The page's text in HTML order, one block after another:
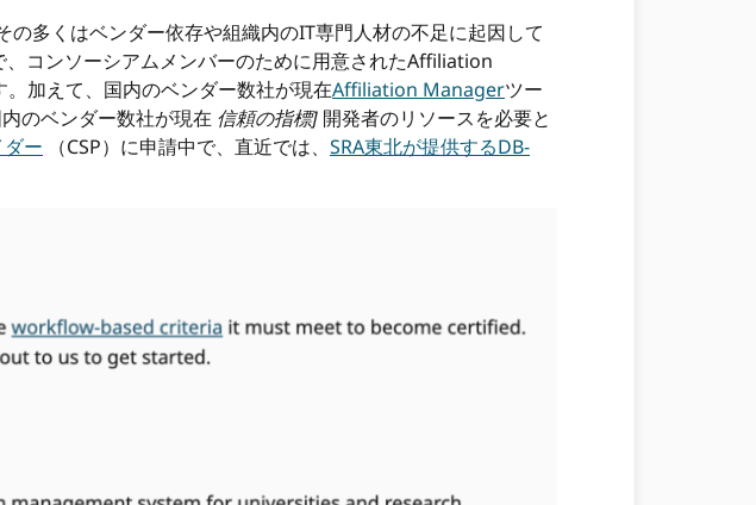
多くはベンダー依存や組織内のIT専門人材の不足に起因して
コンソーシアムメンバーのために用意されたAffiliation
加えて、国内のベンダー数社が現在Affiliation Managerツー
のベンダー数社が現在 信頼の指標] 開発者のリソースを必要と
ー （CSP）に申請中で、直近では、 SRA東北が提供するDB-